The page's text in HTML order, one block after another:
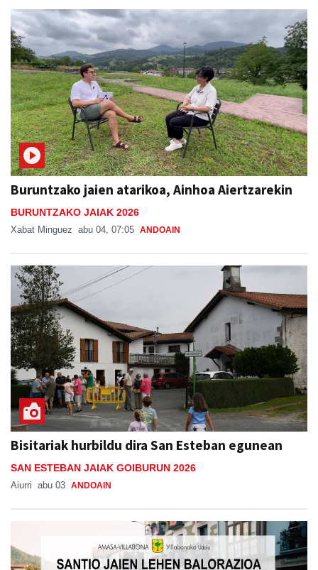
Buruntzako jaien atarikoa, Ainhoa Aiertzarekin
BURUNTZAKO JAIAK 2026
Xabat Minguez abu 04, 07:05 ANDOAIN
Bisitariak hurbildu dira San Esteban egunean
SAN ESTEBAN JAIAK GOIBURUN 2026
Aiurri abu 03 ANDOAIN